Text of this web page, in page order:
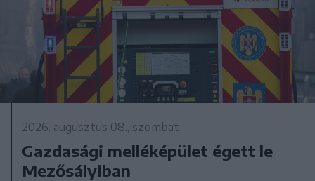
2026. augusztus 08., szombat
Gazdasági melléképület égett le
Mezősályiban